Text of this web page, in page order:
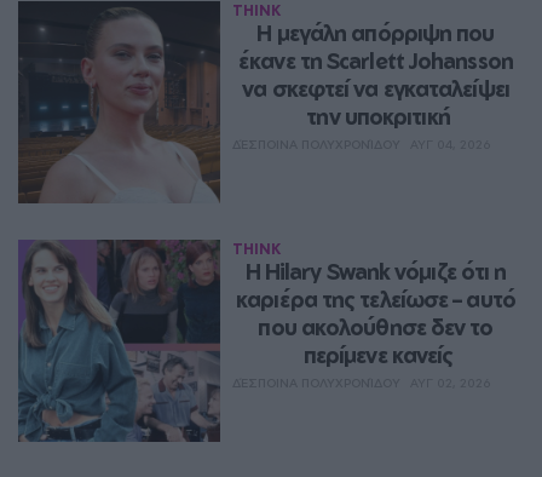
THINK
Η μεγάλη απόρριψη που
έκανε τη Scarlett Johansson
να σκεφτεί να εγκαταλείψει
την υποκριτική
THINK
Η Hilary Swank νόμιζε ότι η
καριέρα της τελείωσε – αυτό
που ακολούθησε δεν το
περίμενε κανείς